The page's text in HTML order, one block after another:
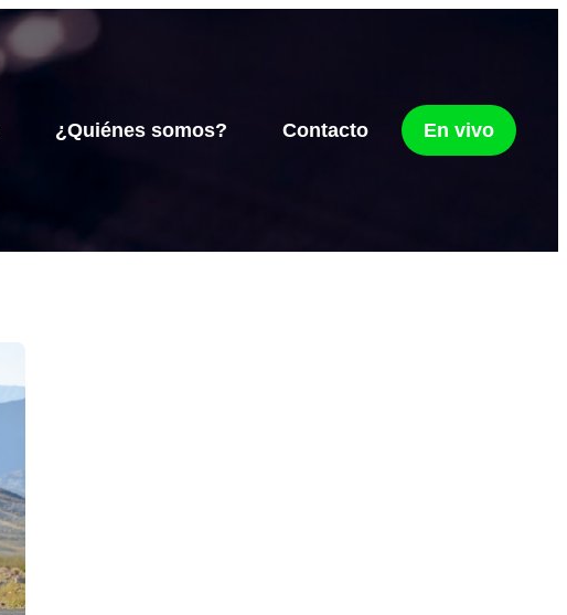
¿Quiénes somos? Contacto En vivo